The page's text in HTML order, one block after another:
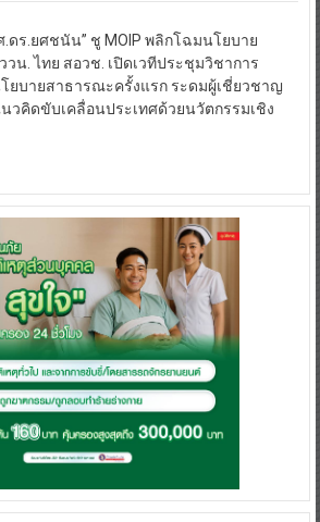
.ดร.ยศชนัน” ชู MOIP พลิกโฉมนโยบาย
วน. ไทย สอวช. เปิดเวทีประชุมวิชาการ
ยบายสาธารณะครั้งแรก ระดมผู้เชี่ยวชาญ
วคิดขับเคลื่อนประเทศด้วยนวัตกรรมเชิง